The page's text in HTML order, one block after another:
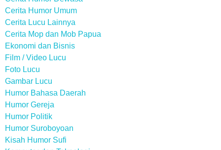
Cerita Humor Umum
Cerita Lucu Lainnya
Cerita Mop dan Mob Papua
Ekonomi dan Bisnis
Film / Video Lucu
Foto Lucu
Gambar Lucu
Humor Bahasa Daerah
Humor Gereja
Humor Politik
Humor Suroboyoan
Kisah Humor Sufi